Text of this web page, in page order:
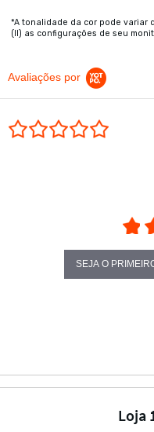
*A tonalidade da cor pode variar
(II) as configurações de seu
Avaliações por
SEJA O